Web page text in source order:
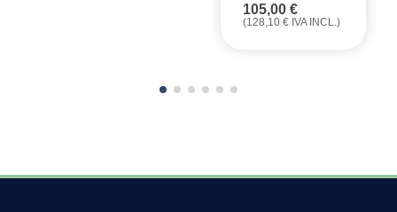
105,00 €
(128,10 € IVA INCL.)